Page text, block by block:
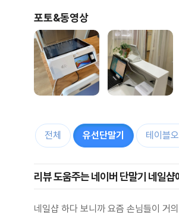
포토&동영상
전체 유선단말기 테이블
리뷰 도움주는 네이버 단말기 네일
네일샵 하다 보니까 요즘 손님들이 거